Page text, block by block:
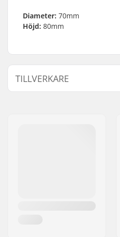
Diameter: 70mm
Höjd: 80mm
TILLVERKARE